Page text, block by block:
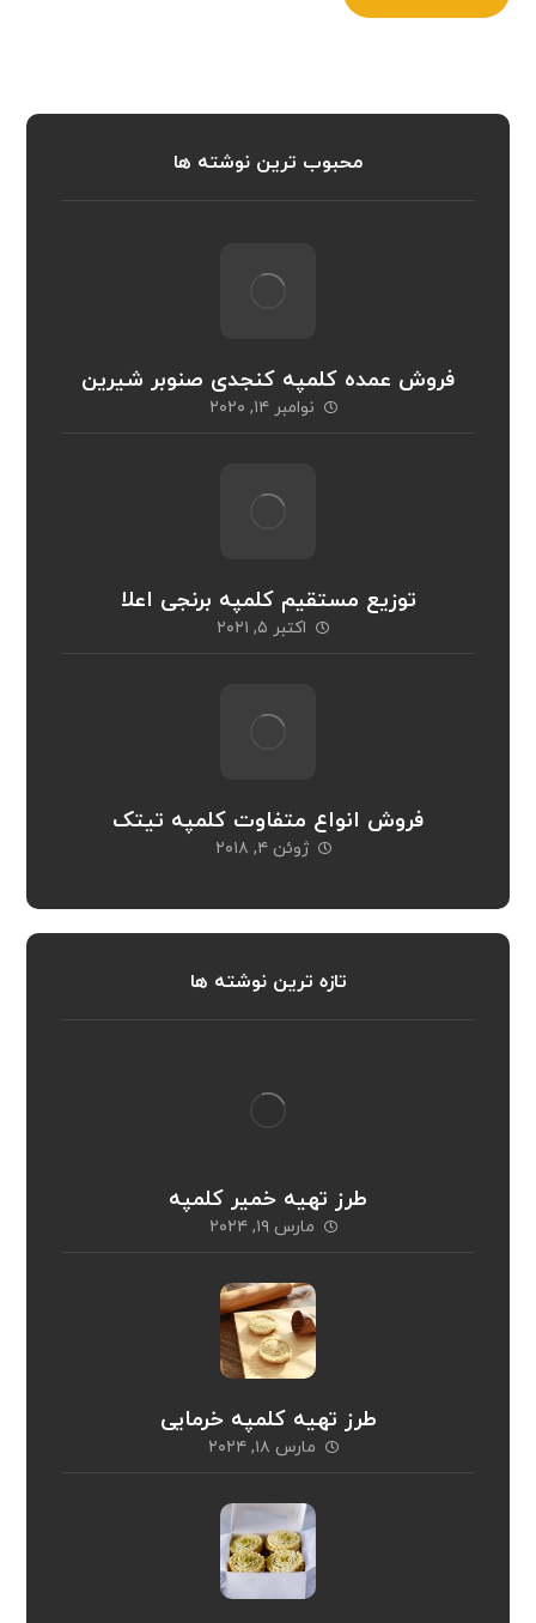
محبوب ترین نوشته ها
فروش عمده کلمپه کنجدی صنوبر شیرین
نوامبر ۱۴, ۲۰۲۰
توزیع مستقیم کلمپه برنجی اعلا
اکتبر ۵, ۲۰۲۱
فروش انواع متفاوت کلمپه تیتک
ژوئن ۴, ۲۰۱۸
تازه ترین نوشته ها
طرز تهیه خمیر کلمپه
مارس ۱۹, ۲۰۲۴
طرز تهیه کلمپه خرمایی
مارس ۱۸, ۲۰۲۴